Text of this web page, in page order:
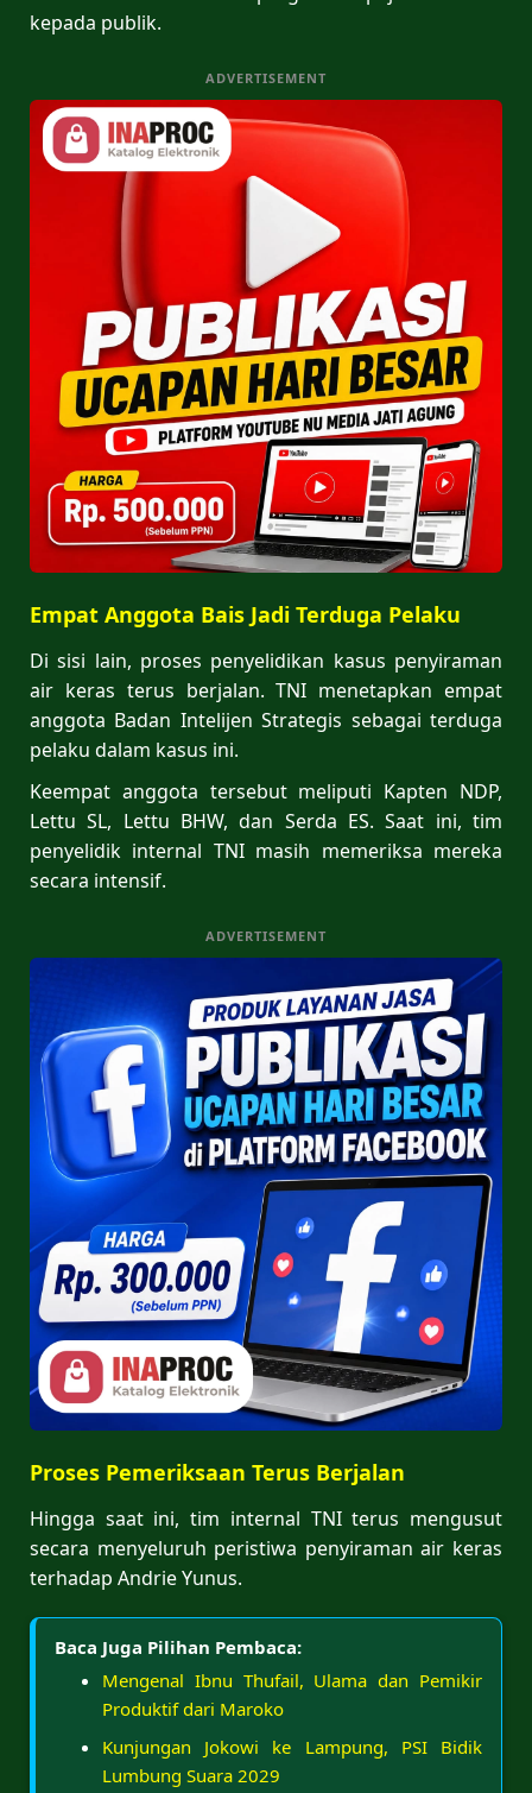
kepada publik.
ADVERTISEMENT
Empat Anggota Bais Jadi Terduga Pelaku
Di sisi lain, proses penyelidikan kasus penyiraman
air keras terus berjalan. TNI menetapkan empat
anggota Badan Intelijen Strategis sebagai terduga
pelaku dalam kasus ini.
Keempat anggota tersebut meliputi Kapten NDP,
Lettu SL, Lettu BHW, dan Serda ES. Saat ini, tim
penyelidik internal TNI masih memeriksa mereka
secara intensif.
ADVERTISEMENT
Proses Pemeriksaan Terus Berjalan
Hingga saat ini, tim internal TNI terus mengusut
secara menyeluruh peristiwa penyiraman air keras
terhadap Andrie Yunus.
Baca Juga Pilihan Pembaca:
Mengenal Ibnu Thufail, Ulama dan Pemikir
Produktif dari Maroko
Kunjungan Jokowi ke Lampung, PSI Bidik
Lumbung Suara 2029